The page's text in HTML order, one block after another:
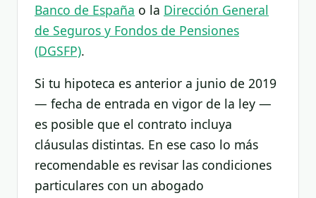
Banco de España o la Dirección General
de Seguros y Fondos de Pensiones
(DGSFP).
Si tu hipoteca es anterior a junio de 2019
— fecha de entrada en vigor de la ley —
es posible que el contrato incluya
cláusulas distintas. En ese caso lo más
recomendable es revisar las condiciones
particulares con un abogado